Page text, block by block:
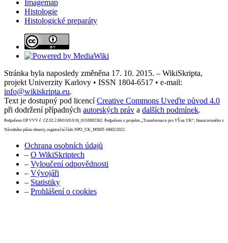
Imagemap
Histologie
Histologické preparáty
Stránka byla naposledy změněna 17. 10. 2015. – WikiSkripta,
projekt Univerzity Karlovy • ISSN 1804-6517 • e-mail:
info@wikiskripta.eu.
Text je dostupný pod licencíCreative Commons Uveďte původ 4.0
při dodržení případných autorských práv a dalších podmínek.
Podpořeno OP VVV č. CZ.02.2.69/0.0/0.0/16_015/0002362. Podpořeno z projektu „Transformace pro VŠ na UK“, financovaného z
Národního plánu obnovy, registrační číslo NPO_UK_MSMT-16602/2022.
Ochrana osobních údajů
– O WikiSkriptech
– Vyloučení odpovědnosti
– Vývojáři
– Statistiky
– Prohlášení o cookies